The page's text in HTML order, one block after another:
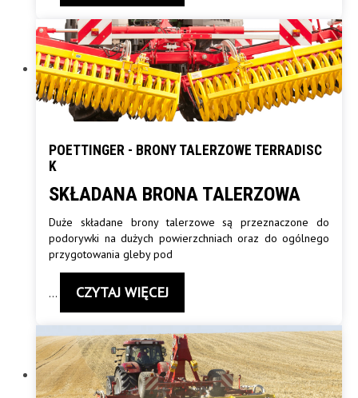
POETTINGER - BRONY TALERZOWE TERRADISC
K
SKŁADANA BRONA TALERZOWA
Duże składane brony talerzowe są przeznaczone do
podorywki na dużych powierzchniach oraz do ogólnego
przygotowania gleby pod
… CZYTAJ WIĘCEJ